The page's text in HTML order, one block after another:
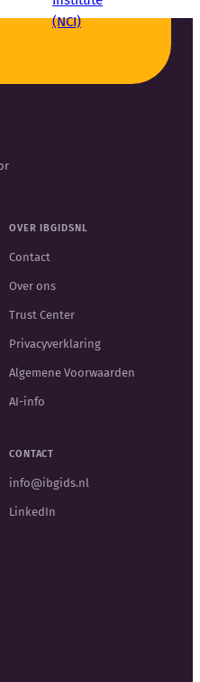
OVER IBGIDSNL
Contact
Over ons
Trust Center
Privacyverklaring
Algemene Voorwaarden
AI-info
CONTACT
info@ibgids.nl
LinkedIn